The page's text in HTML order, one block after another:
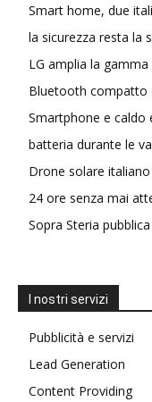
Smart home, due
la sicurezza resta la
LG amplia la
Bluetooth compatto
Smartphone e caldo
batteria durante le
Drone solare
24 ore senza mai
Sopra Steria
I nostri servizi
Pubblicità e servizi
Lead Generation
Content Providing